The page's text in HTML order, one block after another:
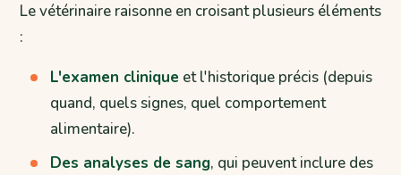
Le vétérinaire raisonne en croisant plusieurs éléments
:
L'examen clinique et l'historique précis (depuis
quand, quels signes, quel comportement
alimentaire).
Des analyses de sang, qui peuvent inclure des